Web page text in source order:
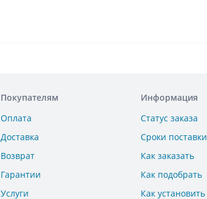
Покупателям
Оплата
Доставка
Возврат
Гарантии
Услуги
Информация
Статус заказа
Сроки поставки
Как заказать
Как подобрать
Как установить